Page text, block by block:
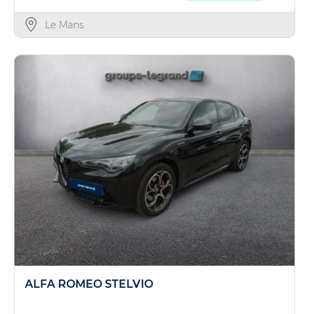
Le Mans
ALFA ROMEO STELVIO